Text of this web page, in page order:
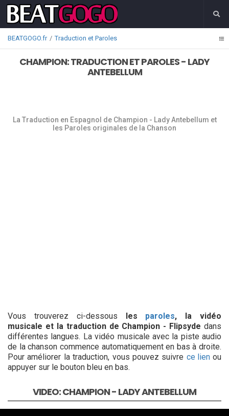
BEATGOGO.fr Traduction et Paroles
CHAMPION: TRADUCTION ET PAROLES - LADY
ANTEBELLUM
La Traduction en Espagnol de Champion - Lady Antebellum et
les Paroles originales de la Chanson
Vous trouverez ci-dessous les paroles, la vidéo
musicale et la traduction de Champion - Flipsyde dans
différentes langues. La vidéo musicale avec la piste audio
de la chanson commence automatiquement en bas à droite.
Pour améliorer la traduction, vous pouvez suivre ce lienou
appuyer sur le bouton bleu en bas.
VIDEO: CHAMPION - LADY ANTEBELLUM